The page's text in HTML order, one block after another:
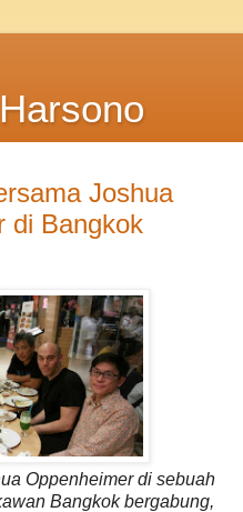
Joshua
di Bangkok
Oppenheimer di sebuah
Bangkok bergabung,